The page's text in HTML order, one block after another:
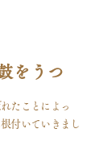
をうつ
たことによっ
付いていきまし